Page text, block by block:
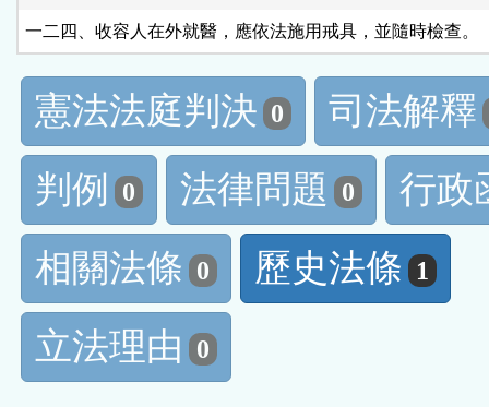
一二四、收容人在外就醫，應依法施用戒具，並隨時檢查。
憲法法庭判決 0
司法解釋
判例
0 法律問題 0
行政
相關法條 0 歷史法條 1
立法理由 0